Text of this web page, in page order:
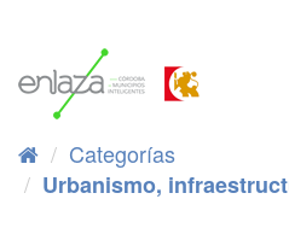
Categorías
Urbanismo,